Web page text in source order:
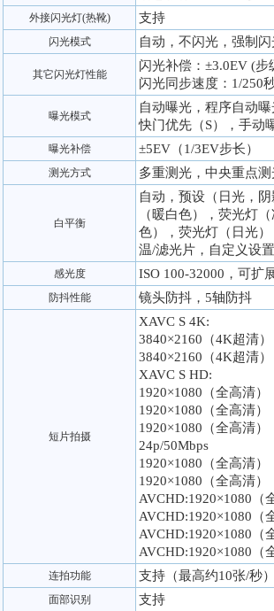
外接闪光灯(热靴) 支持
闪光模式 自动，不闪光，强制
其它闪光灯性能
闪光补偿：±3.0EV (步
闪光同步速度：1/250
曝光模式
自动曝光，程序自动
快门优先（S），手动
曝光补偿 ±5EV（1/3EV步长）
测光方式 多重测光，中央重点
白平衡
自动，预设（日光，
（暖白色），荧光灯
色），荧光灯（日光
温/滤光片，自定义设置
感光度 ISO 100-32000，可扩
防抖性能 镜头防抖，5轴防抖
短片拍摄
XAVC S 4K:
3840×2160（4K超清
3840×2160（4K超清
XAVC S HD:
1920×1080（全高清）
1920×1080（全高清）
1920×1080（全高清
24p/50Mbps
1920×1080（全高清）
1920×1080（全高清）
AVCHD:1920×1080（
AVCHD:1920×1080（
AVCHD:1920×1080（
AVCHD:1920×1080（
连拍功能 支持（最高约10张/秒
面部识别 支持